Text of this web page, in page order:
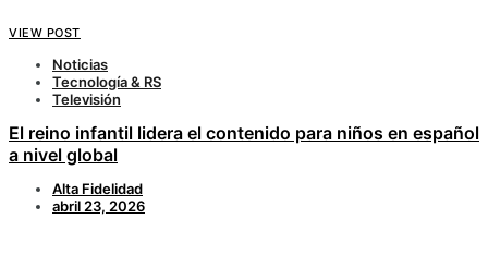
VIEW POST
Noticias
Tecnología & RS
Televisión
El reino infantil lidera el contenido para niños en español
a nivel global
Alta Fidelidad
abril 23, 2026